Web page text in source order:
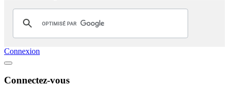
Connexion
Connectez-vous